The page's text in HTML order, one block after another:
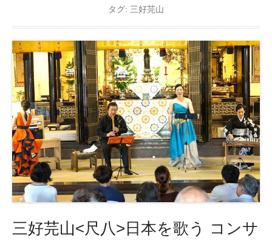
タグ: 三好芫山
三好芫山<尺八>日本を歌う コンサ